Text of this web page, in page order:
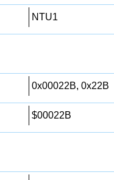
NTU1
0x00022B, 0x22B
$00022B